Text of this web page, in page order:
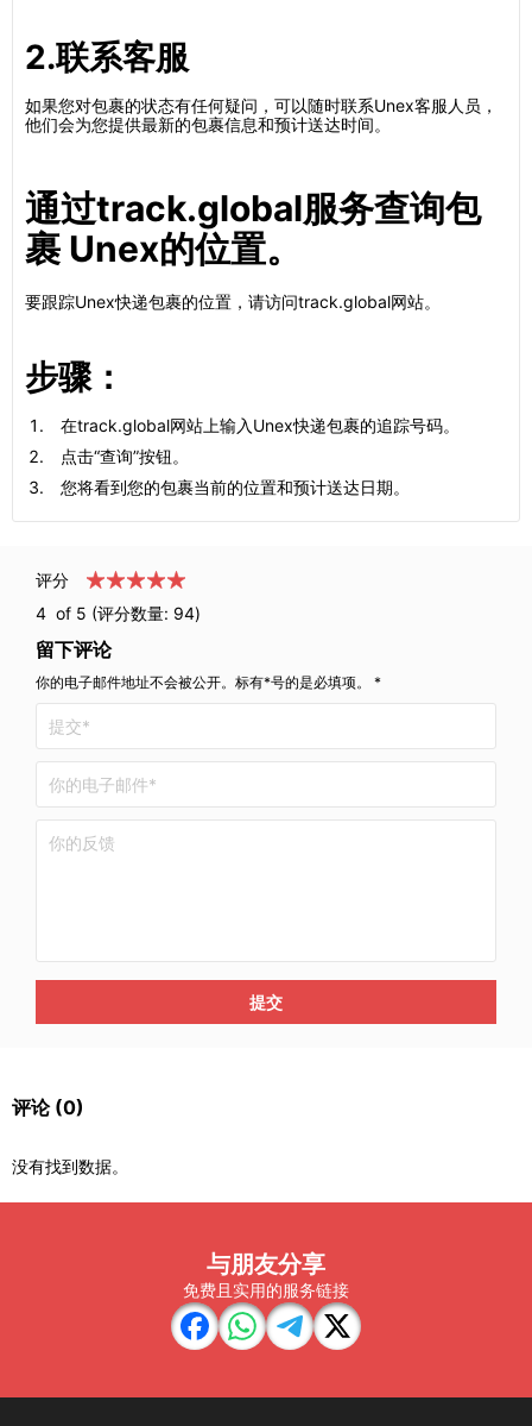
2.联系客服
如果您对包裹的状态有任何疑问，可以随时联系Unex客服人员，
他们会为您提供最新的包裹信息和预计送达时间。
通过track.global服务查询包
裹 Unex的位置。
要跟踪Unex快递包裹的位置，请访问track.global网站。
步骤：
在track.global网站上输入Unex快递包裹的追踪号码。
点击“查询”按钮。
您将看到您的包裹当前的位置和预计送达日期。
评分
4 of 5 (评分数量: 94)
留下评论
你的电子邮件地址不会被公开。标有*号的是必填项。 *
提交
评论 (0)
没有找到数据。
与朋友分享
免费且实用的服务链接